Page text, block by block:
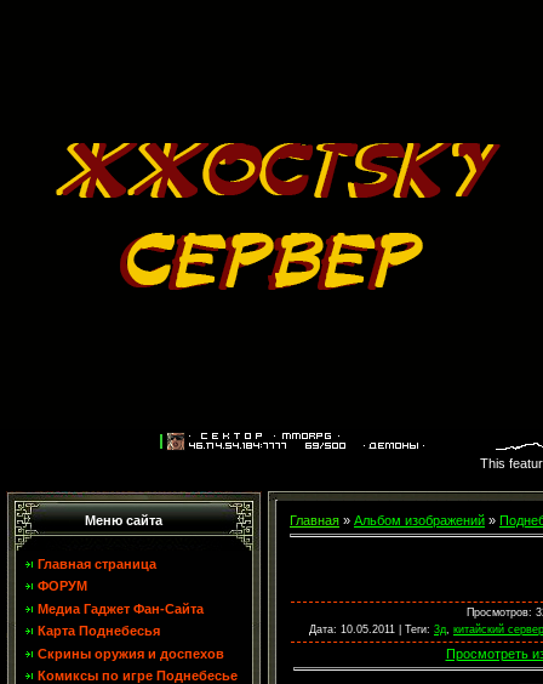
This
Меню сайта
Главная страница
ФОРУМ
Медиа Гаджет Фан-Сайта
Карта Поднебесья
Скрины оружия и доспехов
Комиксы по игре Поднебесье
Главная » Альбом изображений »
Просмотров:
Дата: 10.05.2011 | Теги: 3д китайский сервер
Просмотреть